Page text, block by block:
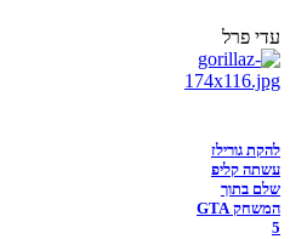
עדי פרל
להקת גורילז
עשתה קליפ
שלם בתוך
המשחק GTA
5